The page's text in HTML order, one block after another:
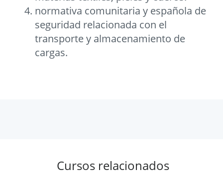
normativa comunitaria y española de
seguridad relacionada con el
transporte y almacenamiento de
cargas.
Cursos relacionados